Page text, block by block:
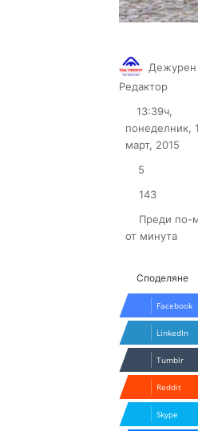
Дежурен
Редактор
13:39ч,
понеделник,
март, 2015
5
143
Преди по-
от минута
Споделяне
Facebook
LinkedIn
Tumblr
Reddit
Skype